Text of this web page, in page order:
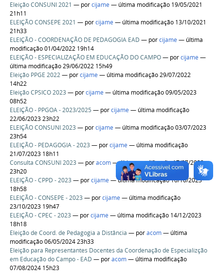
Eleição CONSUNI 2021 — porcijame — última modificação 19/05/2021
21h11
ELEIÇÃO CONSEPE 2021 — porcijame — última modificação 13/10/2021
21h33
ELEIÇÃO - COORDENAÇÃO DE PEDAGOGIA EAD — porcijame — última
modificação 01/04/2022 19h14
ELEIÇÃO - ESPECIALIZAÇÃO EM EDUCAÇÃO DO CAMPO— porcijame —
última modificação 29/06/2022 15h49
Eleição PPGE 2022— porcijame — última modificação 29/07/2022
14h22
Eleição CPSICO 2023 — porcijame — última modificação 09/05/2023
08h52
ELEIÇÃO - PPGOA - 2023/2025 — porcijame — última modificação
22/06/2023 23h22
ELEIÇÃO CONSUNI 2023 — porcijame — última modificação 03/07/2023
23h54
ELEIÇÃO - PEDAGOGIA - 2023 — porcijame — última modificação
21/07/2023 18h11
Consulta CONSUNI 2023 — poracom— última modificação 17/07/2023
23h20
ELEIÇÃO - CPPD - 2023 — porcijame — última modificação 10/10/2023
18h58
ELEIÇÃO - CONSEPE - 2023 — porcijame — última modificação
23/10/2023 19h47
ELEIÇÃO - CPEC - 2023 — porcijame — última modificação 14/12/2023
18h18
Eleição de Coord. de Pedagogia a Distância — poracom— última
modificação 06/05/2024 23h33
Eleição para Representantes Docentes da Coordenação de Especializção
em Educação do Campo - EAD — poracom— última modificação
07/08/2024 15h23